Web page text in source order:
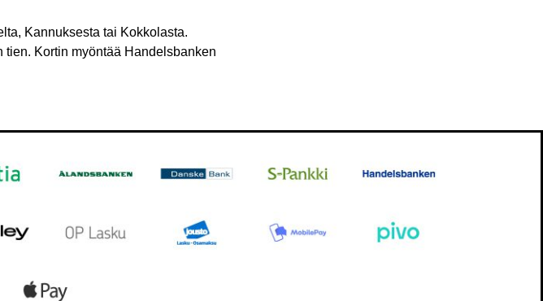
Kannuksesta tai Kokkolasta.
tien. Kortin myöntää Handelsbanken